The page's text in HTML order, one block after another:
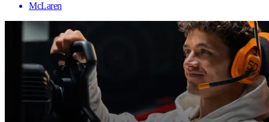
McLaren